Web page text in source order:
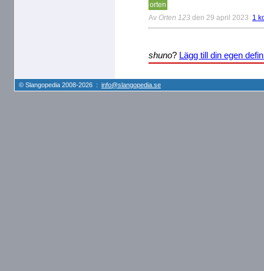
orten
Av Orten 123 den 29 april 2023 1
shuno? Lägg till din egen
© Slangopedia 2008-2026 : info@slangopedia.se